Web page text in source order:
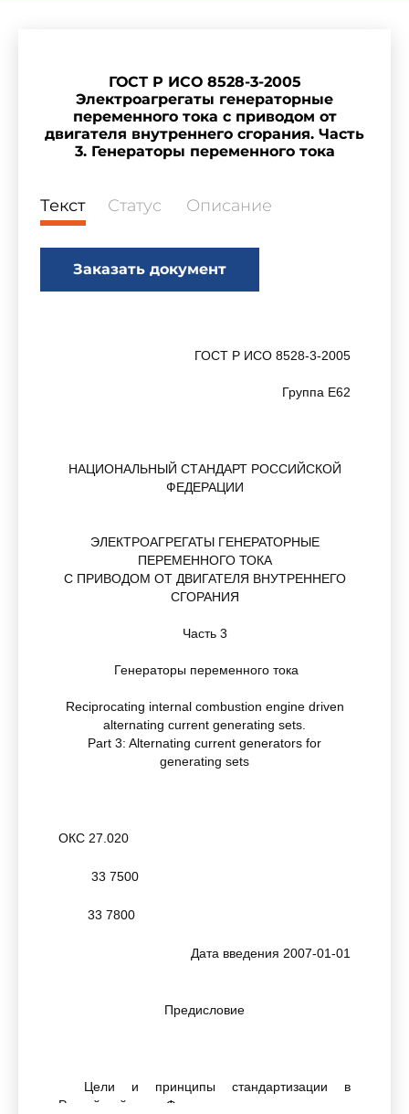
ГОСТ Р ИСО 8528-3-2005
Электроагрегаты генераторные
переменного тока с приводом от
двигателя внутреннего сгорания. Часть
3. Генераторы переменного тока
Текст Статус Описание
Заказать документ
ГОСТ Р ИСО 8528-3-2005
Группа Е62
НАЦИОНАЛЬНЫЙ СТАНДАРТ РОССИЙСКОЙ
ФЕДЕРАЦИИ
ЭЛЕКТРОАГРЕГАТЫ ГЕНЕРАТОРНЫЕ
ПЕРЕМЕННОГО ТОКА
С ПРИВОДОМ ОТ ДВИГАТЕЛЯ ВНУТРЕННЕГО
СГОРАНИЯ
Часть 3
Генераторы переменного тока
Reciprocating internal combustion engine driven
alternating current generating sets.
Part 3: Alternating current generators for
generating sets
ОКС 27.020
33 7500
33 7800
Дата введения 2007-01-01
Предисловие
Цели и принципы стандартизации в
Российской Федерации установлены